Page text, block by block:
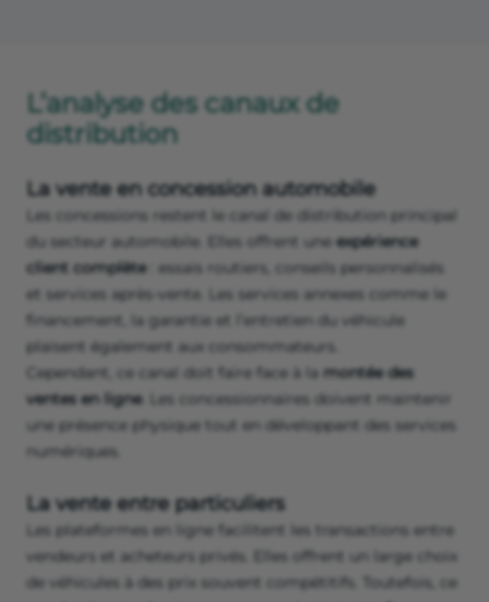
L’analyse des canaux de
distribution
La vente en concession automobile
Les concessions restent le canal de distribution principal
du secteur automobile. Elles offrent une expérience
client complète: essais routiers, conseils personnalisés
et services après-vente. Les services annexes comme le
financement, la garantie et l’entretien du véhicule
plaisent également aux consommateurs.
Cependant, ce canal doit faire face à la montée des
ventes en ligne. Les concessionnaires doivent maintenir
une présence physique tout en développant des services
numériques.
La vente entre particuliers
Les plateformes en ligne facilitent les transactions entre
vendeurs et acheteurs privés. Elles offrent un large choix
de véhicules à des prix souvent compétitifs. Toutefois, ce